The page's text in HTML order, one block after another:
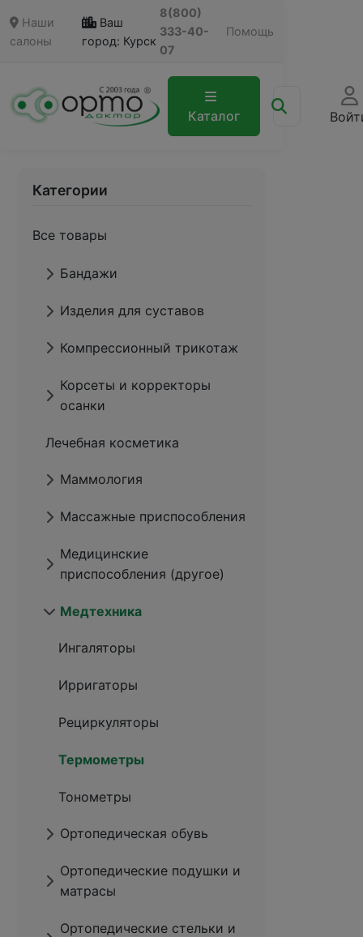
Наши
салоны
Ваш
город: Курск
8(800)
333-40-
07
Помощь
Каталог
Категории
Все товары
Бандажи
Изделия для суставов
Компрессионный трикотаж
Корсеты и корректоры
осанки
Лечебная косметика
Маммология
Массажные приспособления
Медицинские
приспособления (другое)
Медтехника
Ингаляторы
Ирригаторы
Рециркуляторы
Термометры
Тонометры
Ортопедическая обувь
Ортопедические подушки и
матрасы
Ортопедические стельки и